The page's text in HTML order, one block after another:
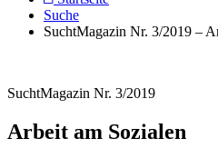
Suche
SuchtMagazin Nr. 3/2019 –
SuchtMagazin Nr. 3/2019
Arbeit am Sozialen